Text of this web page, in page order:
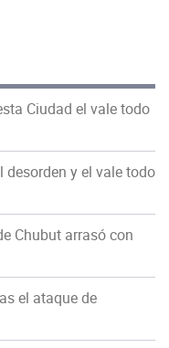
Ciudad el vale todo
desorden y el vale todo
Chubut arrasó con
el ataque de